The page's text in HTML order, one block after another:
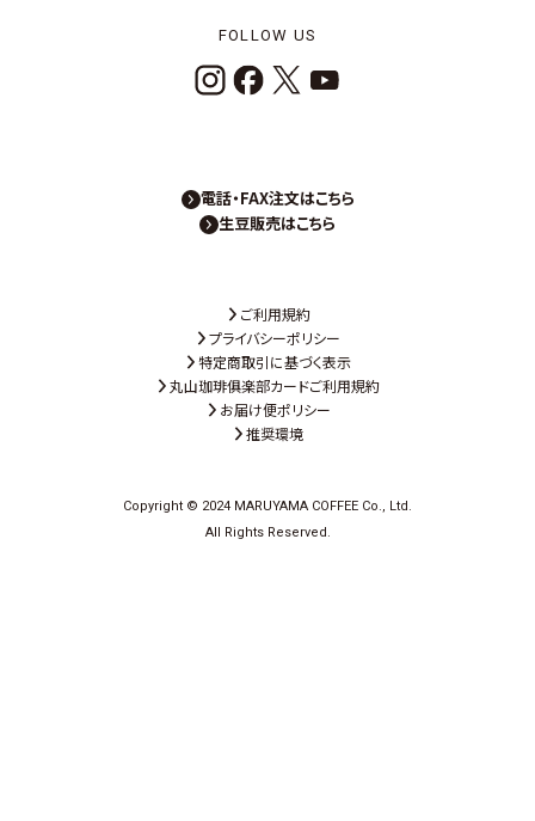
FOLLOW US
電話・FAX注文はこちら
生豆販売はこちら
ご利用規約
プライバシーポリシー
特定商取引に基づく表示
丸山珈琲俱楽部カードご利用規約
お届け便ポリシー
推奨環境
Copyright © 2024 MARUYAMA COFFEE Co., Ltd.
All Rights Reserved.